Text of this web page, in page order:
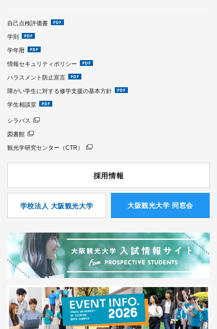
自己点検評価書
学則
学年暦
情報セキュリティポリシー
ハラスメント防止宣言
障がい学生に対する修学支援の基本方針
学生相談室
シラバス
図書館
観光学研究センター（CTR）
採用情報
学校法人 大阪観光大学 ⼤阪観光⼤学 同窓会